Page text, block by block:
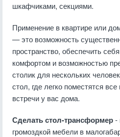
шкафчиками, секциями.
Применение в квартире или
— это возможность
пространство, обеспечить
комфортом и возможностью
столик для нескольких
стол, где легко поместятся
встречи у вас дома.
Сделать стол-трансформер-
громоздкой мебели в